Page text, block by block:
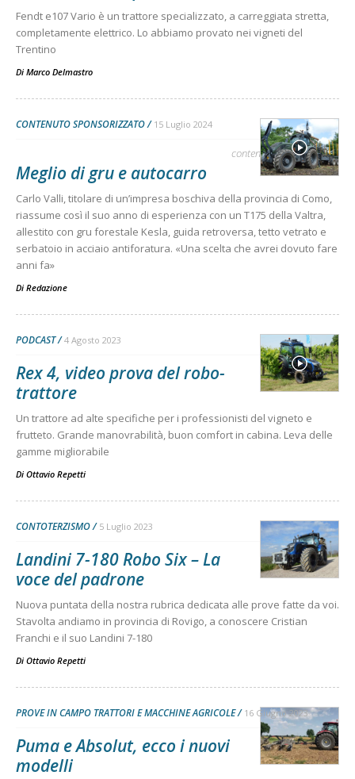
Fendt e107 Vario è un trattore specializzato, a carreggiata stretta,
completamente elettrico. Lo abbiamo provato nei vigneti del
Trentino
Di Marco Delmastro
CONTENUTO SPONSORIZZATO 15 Luglio 2024
contenuto sponsorizzato
Meglio di gru e autocarro
Carlo Valli, titolare di un’impresa boschiva della provincia di Como,
riassume così il suo anno di esperienza con un T175 della Valtra,
allestito con gru forestale Kesla, guida retroversa, tetto vetrato e
serbatoio in acciaio antiforatura. «Una scelta che avrei dovuto fare
anni fa»
Di Redazione
PODCAST 4 Agosto 2023
Rex 4, video prova del robo-
trattore
Un trattore ad alte specifiche per i professionisti del vigneto e
frutteto. Grande manovrabilità, buon comfort in cabina. Leva delle
gamme migliorabile
Di Ottavio Repetti
CONTOTERZISMO 5 Luglio 2023
Landini 7-180 Robo Six – La
voce del padrone
Nuova puntata della nostra rubrica dedicata alle prove fatte da voi.
Stavolta andiamo in provincia di Rovigo, a conoscere Cristian
Franchi e il suo Landini 7-180
Di Ottavio Repetti
PROVE IN CAMPO TRATTORI E MACCHINE AGRICOLE 16 Giugno 2023
Puma e Absolut, ecco i nuovi
modelli